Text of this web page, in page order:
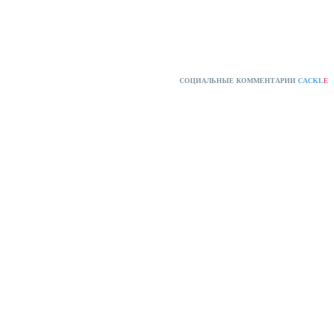
СОЦИАЛЬНЫЕ КОММЕНТАРИИ CACKLE